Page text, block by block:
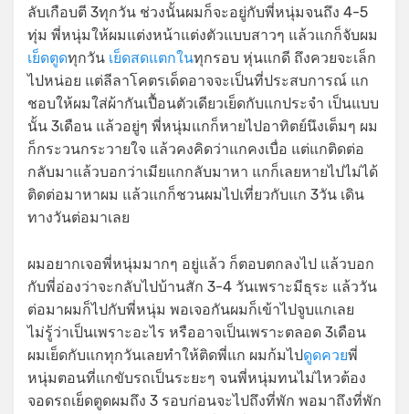
ลับเกือบตี 3ทุกวัน ช่วงนั้นผมก็จะอยู่กับพี่หนุ่มจนถึง 4-5
ทุ่ม พี่หนุ่มให้ผมแต่งหน้าแต่งตัวแบบสาวๆ แล้วแกก็จับผม
เย็ดตูดทุกวัน เย็ดสดแตกในทุกรอบ หุ่นแกดี ถึงควยจะเล็ก
ไปหน่อย แต่ลีลาโคตรเด็ดอาจจะเป็นที่ประสบการณ์ แก
ชอบให้ผมใส่ผ้ากันเปื้อนตัวเดียวเย็ดกับแกประจำ เป็นแบบ
นั้น 3เดือน แล้วอยู่ๆ พี่หนุ่มแกก็หายไปอาทิตย์นึงเต็มๆ ผม
ก็กระวนกระวายใจ แล้วคงคิดว่าแกคงเบื่อ แต่แกติดต่อ
กลับมาแล้วบอกว่าเมียแกกลับมาหา แกก็เลยหายไปไม่ได้
ติดต่อมาหาผม แล้วแกก็ชวนผมไปเที่ยวกับแก 3วัน เดิน
ทางวันต่อมาเลย
ผมอยากเจอพี่หนุ่มมากๆ อยู่แล้ว ก็ตอบตกลงไป แล้วบอก
กับพี่อ่องว่าจะกลับไปบ้านสัก 3-4 วันเพราะมีธุระ แล้ววัน
ต่อมาผมก็ไปกับพี่หนุ่ม พอเจอกันผมก็เข้าไปจูบแกเลย
ไม่รู้ว่าเป็นเพราะอะไร หรืออาจเป็นเพราะตลอด 3เดือน
ผมเย็ดกับแกทุกวันเลยทำให้ติดพี่แก ผมก้มไปดูดควยพี่
หนุ่มตอนที่แกขับรถเป็นระยะๆ จนพี่หนุ่มทนไม่ไหวต้อง
จอดรถเย็ดตูดผมถึง 3 รอบก่อนจะไปถึงที่พัก พอมาถึงที่พัก